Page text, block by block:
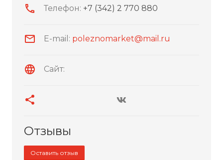
Телефон: +7 (342) 2 770 880
E-mail: poleznomarket@mail.ru
Сайт:
Отзывы
Оставить отзыв